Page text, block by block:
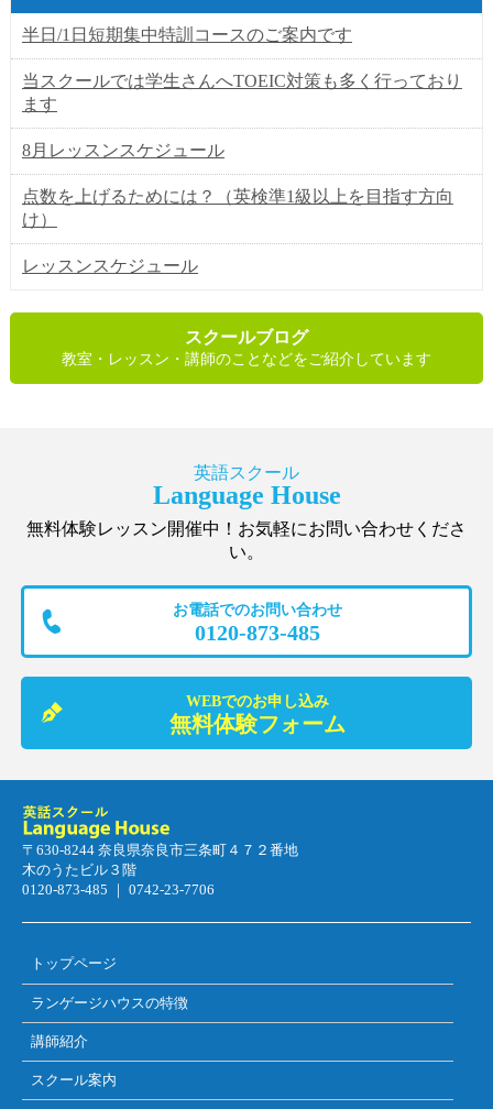
半日/1日短期集中特訓コースのご案内です
当スクールでは学生さんへTOEIC対策も多く行っており
ます
8月レッスンスケジュール
点数を上げるためには？（英検準1級以上を目指す方向
け）
レッスンスケジュール
スクールブログ
教室・レッスン・講師のことなどをご紹介しています
英語スクール
Language House
無料体験レッスン開催中！お気軽にお問い合わせくださ
い。
お電話でのお問い合わせ
0120-873-485
WEBでのお申し込み
無料体験フォーム
〒630-8244 奈良県奈良市三条町４７２番地
木のうたビル３階
0120-873-485 ｜ 0742-23-7706
トップページ
ランゲージハウスの特徴
講師紹介
スクール案内